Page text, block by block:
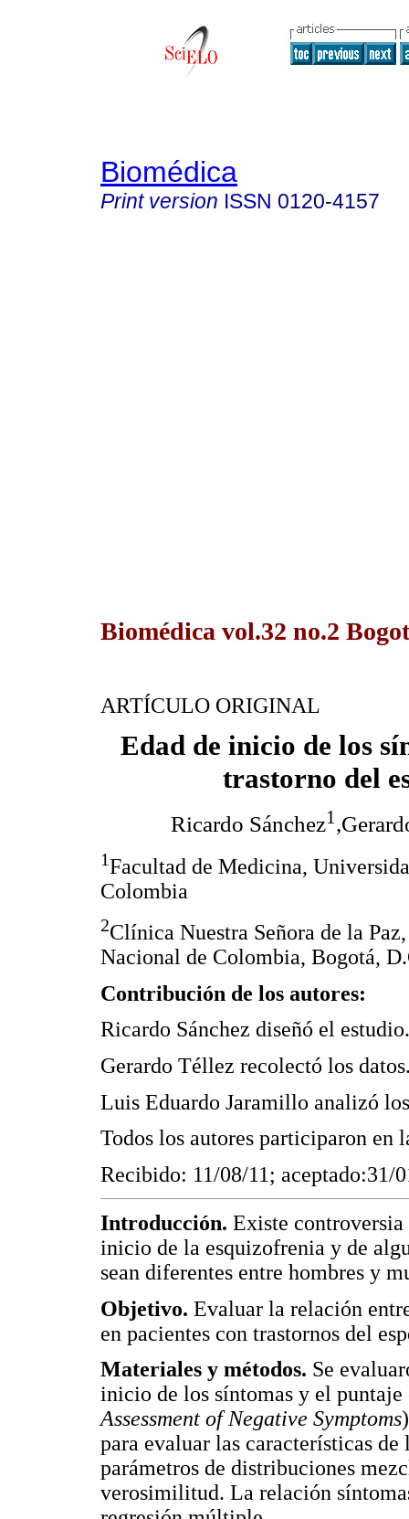
Biomédica
Print version ISSN 0120-4157
Biomédica vol.32 no.2
ARTÍCULO ORIGINAL
Edad de inicio de los
trastorno del
Ricardo Sánchez1
1Facultad de Medicina,
Colombia
2Clínica Nuestra Señora de la
Nacional de Colombia, Bogotá,
Contribución de los autores:
Ricardo Sánchez diseñó el estudio.
Gerardo Téllez recolectó los
Luis Eduardo Jaramillo analizó
Todos los autores participaron en
Recibido: 11/08/11; aceptado:31/
Introducción. Existe
inicio de la esquizofrenia y de
sean diferentes entre hombres y
Objetivo. Evaluar la relación
en pacientes con trastornos del
Materiales y métodos. Se
inicio de los síntomas y el puntaje
Assessment of Negative Symptoms
para evaluar las características
parámetros de distribuciones
verosimilitud. La relación